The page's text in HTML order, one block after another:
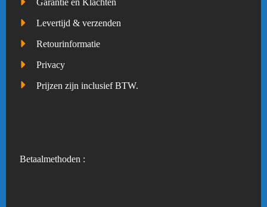
Garantie en Klachten
Levertijd & verzenden
Retourinformatie
Privacy
Prijzen zijn inclusief BTW.
Betaalmethoden :